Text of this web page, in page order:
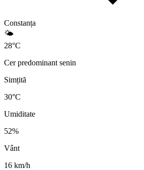
Constanța
🌤️
28°C
Cer predominant senin
Simțită
30°C
Umiditate
52%
Vânt
16 km/h